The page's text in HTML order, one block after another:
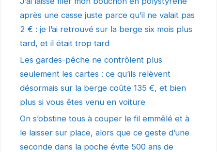
après une casse juste parce qu’il ne valait pas
2 € : je l’ai retrouvé sur la berge six mois plus
tard, et il était trop tard
Les gardes-pêche ne contrôlent plus
seulement les cartes : ce qu’ils relèvent
désormais sur la berge coûte 135 €, et bien
plus si vous êtes venu en voiture
On s’obstine tous à couper le fil emmêlé et à
le laisser sur place, alors que ce geste d’une
seconde dans la poche évite 500 ans de